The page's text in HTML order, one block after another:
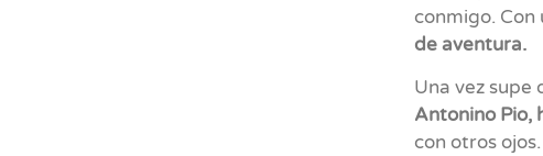
conmigo. Con
de aventura.
Una vez supe
Antonino Pio,
con otros